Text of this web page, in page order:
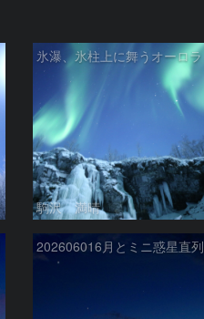
氷瀑、氷柱上に舞うオーロラ
駒沢 満晴
202606016月とミニ惑星直列